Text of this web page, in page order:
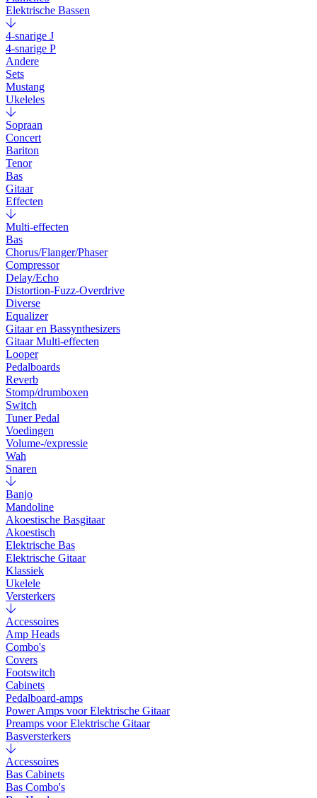
Elektrische Bassen
4-snarige J
4-snarige P
Andere
Sets
Mustang
Ukeleles
Sopraan
Concert
Bariton
Tenor
Bas
Gitaar
Effecten
Multi-effecten
Bas
Chorus/Flanger/Phaser
Compressor
Delay/Echo
Distortion-Fuzz-Overdrive
Diverse
Equalizer
Gitaar en Bassynthesizers
Gitaar Multi-effecten
Looper
Pedalboards
Reverb
Stomp/drumboxen
Switch
Tuner Pedal
Voedingen
Volume-/expressie
Wah
Snaren
Banjo
Mandoline
Akoestische Basgitaar
Akoestisch
Elektrische Bas
Elektrische Gitaar
Klassiek
Ukelele
Versterkers
Accessoires
Amp Heads
Combo's
Covers
Footswitch
Cabinets
Pedalboard-amps
Power Amps voor Elektrische Gitaar
Preamps voor Elektrische Gitaar
Basversterkers
Accessoires
Bas Cabinets
Bas Combo's